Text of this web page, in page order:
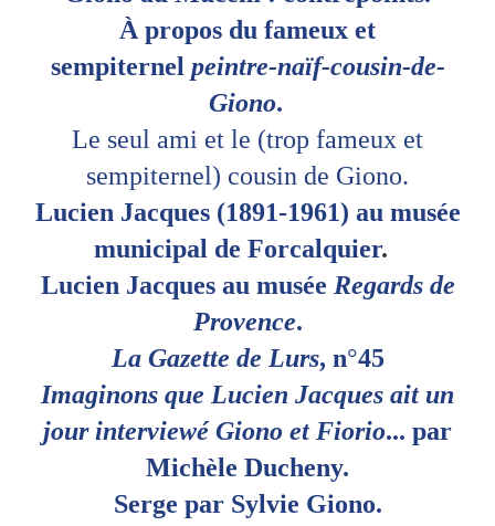
À propos du fameux et
sempiternel peintre-naïf-cousin-de-
Giono.
Le seul ami et le (trop fameux et
sempiternel) cousin de Giono.
Lucien Jacques (1891-1961) au musée
municipal de Forcalquier.
Lucien Jacques au musée Regards de
Provence.
La Gazette de Lurs, n°45
Imaginons que Lucien Jacques ait un
jour interviewé Giono et Fiorio... par
Michèle Ducheny.
Serge par Sylvie Giono.